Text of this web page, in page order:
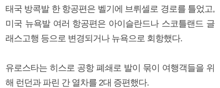
태국 방콕발 한 항공편은 벨기에 브뤼셀로 경로를 틀었고,
미국 뉴욕발 여러 항공편은 아이슬란드나 스코틀랜드 글
래스고행 등으로 변경되거나 뉴욕으로 회항했다.
유로스타는 히스로 공항 폐쇄로 발이 묶이 여행객들을 위
해 런던과 파린 간 열차를 2대 증편했다.